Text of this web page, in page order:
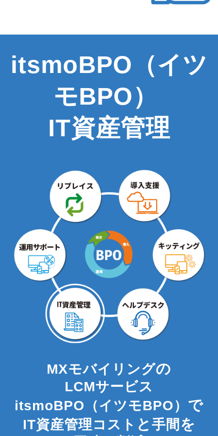
itsmoBPO（イツ
モBPO）
IT資産管理
MXモバイリングの
LCMサービス
itsmoBPO（イツモBPO） で
IT資産管理コスト と手間 を